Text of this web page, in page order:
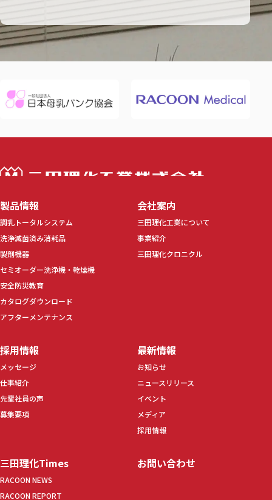
製品情報
調乳トータルシステム
洗浄滅菌済み消耗品
製剤機器
セミオーダー洗浄機・乾燥機
安全防災教育
カタログダウンロード
アフターメンテナンス
会社案内
三田理化工業について
事業紹介
三田理化クロニクル
採用情報
メッセージ
仕事紹介
先輩社員の声
募集要項
最新情報
お知らせ
ニュースリリース
イベント
メディア
採用情報
三田理化Times
RACOON NEWS
RACOON REPORT
お問い合わせ